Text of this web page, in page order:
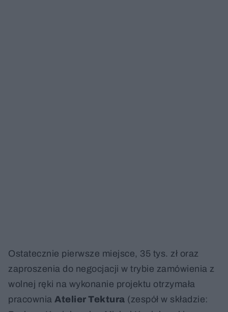
Ostatecznie pierwsze miejsce, 35 tys. zł oraz
zaproszenia do negocjacji w trybie zamówienia z
wolnej ręki na wykonanie projektu otrzymała
pracownia Atelier Tektura (zespół w składzie: